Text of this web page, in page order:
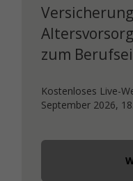
zum
Kostenloses Live-
September 2026,